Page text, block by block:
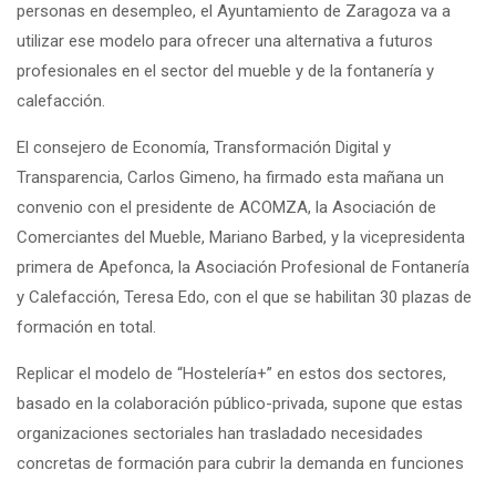
personas en desempleo, el Ayuntamiento de Zaragoza va a
utilizar ese modelo para ofrecer una alternativa a futuros
profesionales en el sector del mueble y de la fontanería y
calefacción.
El consejero de Economía, Transformación Digital y
Transparencia, Carlos Gimeno, ha firmado esta mañana un
convenio con el presidente de ACOMZA, la Asociación de
Comerciantes del Mueble, Mariano Barbed, y la vicepresidenta
primera de Apefonca, la Asociación Profesional de Fontanería
y Calefacción, Teresa Edo, con el que se habilitan 30 plazas de
formación en total.
Replicar el modelo de “Hostelería+” en estos dos sectores,
basado en la colaboración público-privada, supone que estas
organizaciones sectoriales han trasladado necesidades
concretas de formación para cubrir la demanda en funciones